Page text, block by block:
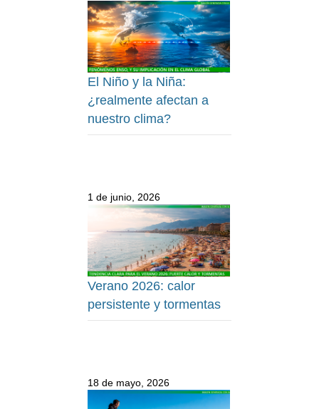
El Niño y la Niña:
¿realmente afectan a
nuestro clima?
1 de junio, 2026
Verano 2026: calor
persistente y tormentas
18 de mayo, 2026